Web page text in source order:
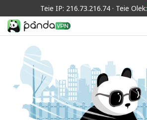
Teie IP: 216.73.216.74 · Teie Olek: